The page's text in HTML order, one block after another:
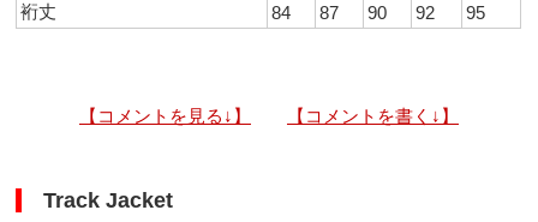
裄丈
84 87 90 92 95
【コメントを見る↓】 【コメントを書く↓】
Track Jacket